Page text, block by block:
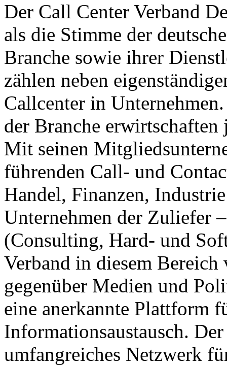
Der Call Center Verband
als die Stimme der
Branche sowie ihrer
zählen neben
Callcenter in
der Branche
Mit seinen
führenden Call- und
Handel, Finanzen,
Unternehmen der Zuliefer
(Consulting, Hard- und
Verband in diesem
gegenüber Medien und
eine anerkannte Plattform
Informationsaustausch.
umfangreiches Netzwerk